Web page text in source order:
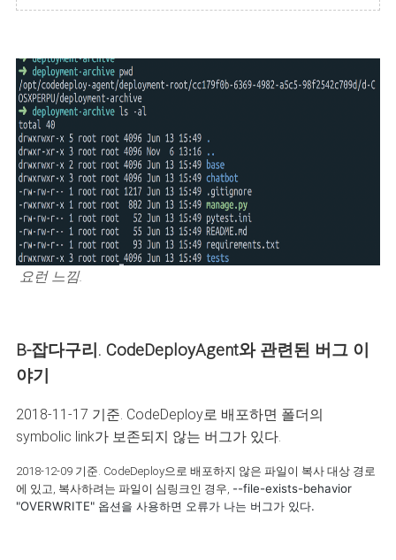
요런 느낌.
B-잡다구리. CodeDeployAgent와 관련된 버그 이
야기
2018-11-17 기준. CodeDeploy로 배포하면 폴더의
symbolic link가 보존되지 않는 버그가 있다.
2018-12-09 기준. CodeDeploy으로 배포하지 않은 파일이 복사 대상 경로
에 있고, 복사하려는 파일이 심링크인 경우, --file-exists-behavior
"OVERWRITE" 옵션을 사용하면 오류가 나는 버그가 있다.